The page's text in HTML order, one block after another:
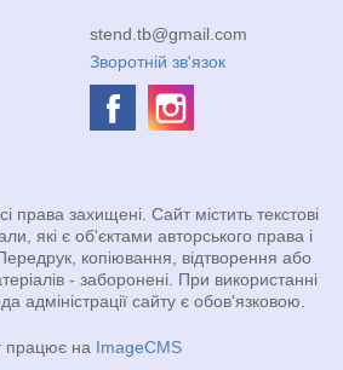
stend.tb@gmail.com
Зворотній зв'язок
захищені. Сайт містить текстові
які є об'єктами авторського права і
копіювання, відтворення або
- заборонені. При використанні
адміністрації сайту є обов'язковою.
працює на ImageCMS